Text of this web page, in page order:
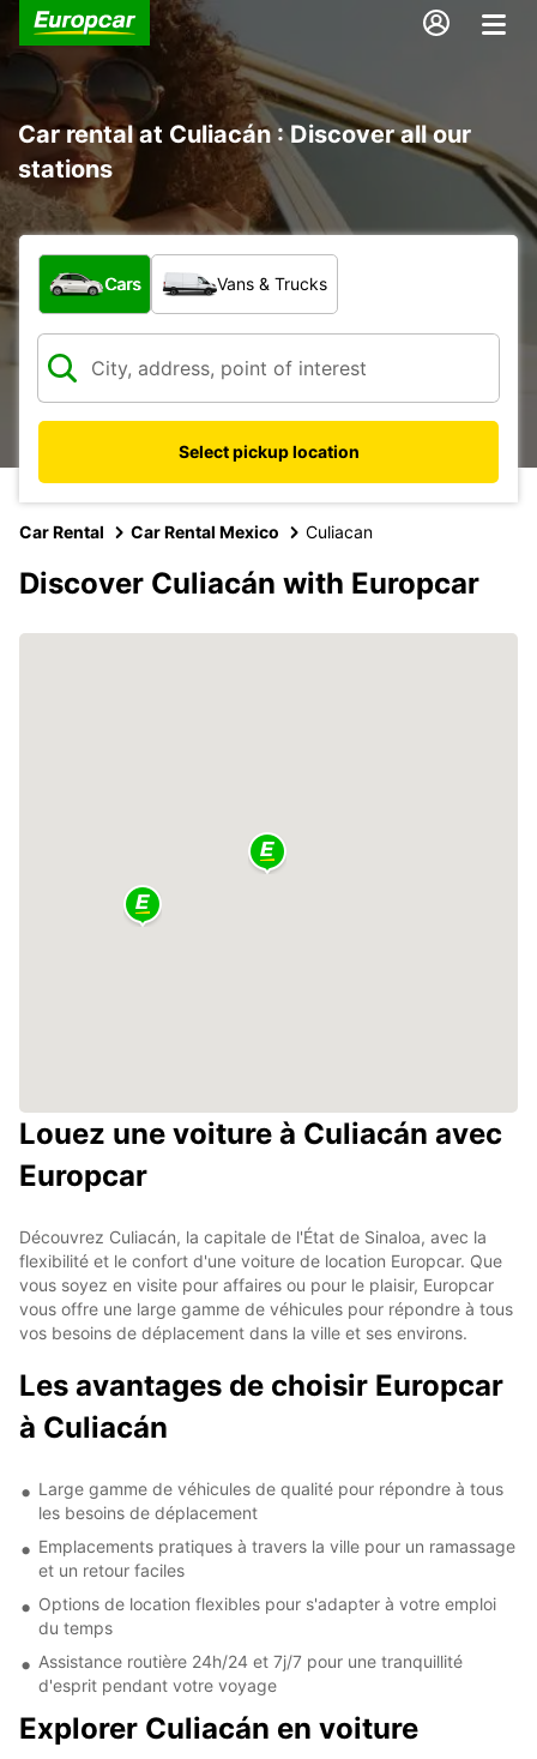
Car rental at Culiacán : Discover all our
stations
What type of vehicle?
Cars Vans & Trucks
Select pickup location
Car Rental Car Rental Mexico Culiacan
Discover Culiacán with Europcar
Louez une voiture à Culiacán avec
Europcar
Découvrez Culiacán, la capitale de l'État de Sinaloa, avec la
flexibilité et le confort d'une voiture de location Europcar. Que
vous soyez en visite pour affaires ou pour le plaisir, Europcar
vous offre une large gamme de véhicules pour répondre à tous
vos besoins de déplacement dans la ville et ses environs.
Les avantages de choisir Europcar
à Culiacán
Large gamme de véhicules de qualité pour répondre à tous
les besoins de déplacement
Emplacements pratiques à travers la ville pour un ramassage
et un retour faciles
Options de location flexibles pour s'adapter à votre emploi
du temps
Assistance routière 24h/24 et 7j/7 pour une tranquillité
d'esprit pendant votre voyage
Explorer Culiacán en voiture